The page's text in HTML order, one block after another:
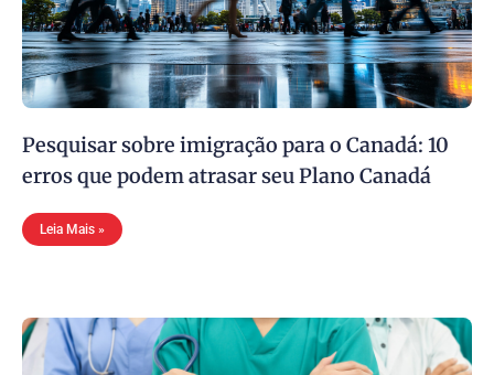
Pesquisar sobre imigração para o Canadá: 10
erros que podem atrasar seu Plano Canadá
Leia Mais »